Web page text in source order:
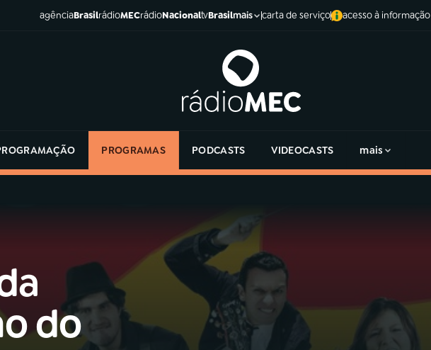
agênciaBrasilrádioMECrádioNacionaltvBrasilmais carta de serviço acesso à informação
PROGRAMAS PODCASTS VIDEOCASTS mais
do